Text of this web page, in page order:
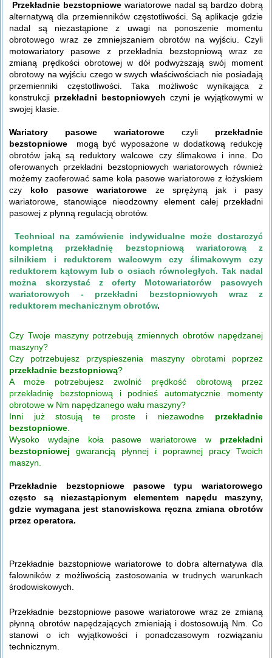
Przekładnie bezstopniowe wariatorowe nadal są bardzo dobrą
alternatywą dla przemienników częstotliwości. Są aplikacje gdzie
nadal są niezastąpione z uwagi na ponoszenie momentu
obrotowego wraz ze zmniejszaniem obrotów na wyjściu. Czyli
motowariatory pasowe z przekładnia bezstopniową wraz ze
zmianą prędkości obrotowej w dół podwyższają swój moment
obrotowy na wyjściu czego w swych właściwościach nie posiadają
przemienniki częstotliwości. Taka możliwośc wynikająca z
konstrukcji przekładni bestopniowych czyni je wyjątkowymi w
swojej klasie.
Wariatory pasowe wariatorowe czyli przekładnie
bezstopniowe
mogą być wyposażone w dodatkową redukcję
obrotów jaką są reduktory walcowe czy ślimakowe i inne. Do
oferowanych przekładni bezstopniowych wariatorowych również
możemy zaoferować same koła pasowe wariatorowe z łożyskiem
czy koło pasowe wariatorowe ze sprężyną jak i pasy
wariatorowe, stanowiące nieodzowny element całej przekładni
pasowej z płynną regulacją obrotów.
Technical na zamówienie indywidualne może dostarczyć
kompletną przekładnię bezstopniową wariatorowąz
silnikiem i reduktorem walcowym czy ślimakowym czy
reduktorem kątowym lub o osiach równoległych. Tak nadal
można skorzystać z oferty Motowariatorów pasowych
wariatorowych - przekładni bezstopniowych wraz z
reduktorem mechanicznym obrotów.
Czy Twoje maszyny potrzebują zmiennych obrotów napędzanej
maszyny?
Czy potrzebujesz przyspieszenia maszyny obrotami poprzez
przekładnie bezstopniową?
A może potrzebujesz zwolnić prędkość obrotową przez
przekładnię bezstopniową i podnieś automatycznie momenty
obrotowe w Nm napędzanego wału maszyny?
Inni już stosują te proste i niezawodne przekładnie
bezstopniowe
Wysoko wydajne koła pasowe wariatorowe w przekładni
bezstopniowej gwarancją płynnej i poprawnej pracy Twoich
maszyn.
Przekładnie bezstopniowe pasowe typu wariatorowego
często są niezastąpionym elementem napędu maszyny,
gdzie wymagana jest stanowiskowa ręczna zmiana obrotów
przez operatora.
Przekładnie bazstopniowe wariatorowe to dobra alternatywa dla
falowników z możliwością zastosowania w trudnych warunkach
środowiskowych.
Przekładnie bezstopniowe pasowe wariatorowe wraz ze zmianą
płynną obrotów napędzających zmieniają i dostosowują Nm. Co
stanowi o ich wyjątkowości i ponadczasowym rozwiązaniu
technicznym.